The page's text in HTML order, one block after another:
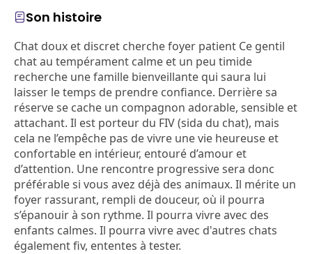
Son histoire
Chat doux et discret cherche foyer patient Ce gentil
chat au tempérament calme et un peu timide
recherche une famille bienveillante qui saura lui
laisser le temps de prendre confiance. Derrière sa
réserve se cache un compagnon adorable, sensible et
attachant. Il est porteur du FIV (sida du chat), mais
cela ne l’empêche pas de vivre une vie heureuse et
confortable en intérieur, entouré d’amour et
d’attention. Une rencontre progressive sera donc
préférable si vous avez déjà des animaux. Il mérite un
foyer rassurant, rempli de douceur, où il pourra
s’épanouir à son rythme. Il pourra vivre avec des
enfants calmes. Il pourra vivre avec d'autres chats
également fiv, ententes à tester.